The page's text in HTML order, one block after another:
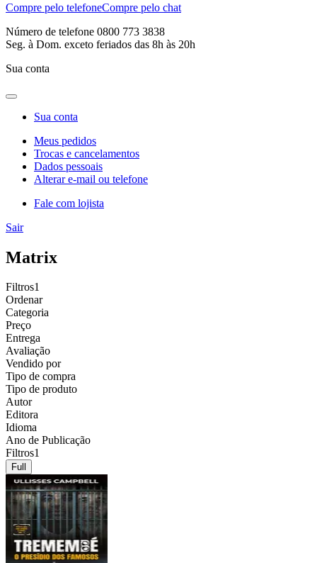
Compre pelo telefoneCompre pelo chat
Número de telefone 0800 773 3838
Seg. à Dom. exceto feriados das 8h às 20h
Sua conta
Sua conta
Meus pedidos
Trocas e cancelamentos
Dados pessoais
Alterar e-mail ou telefone
Fale com lojista
Sair
Matrix
Filtros1
Ordenar
Categoria
Preço
Entrega
Avaliação
Vendido por
Tipo de compra
Tipo de produto
Autor
Editora
Idioma
Ano de Publicação
Filtros1
Full